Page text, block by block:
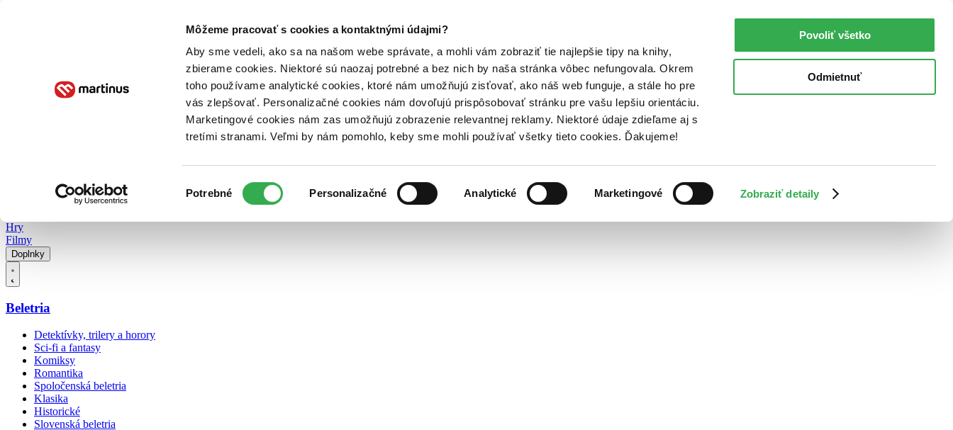
Môžeme pracovať s cookies a kontaktnými údajmi?
Aby sme vedeli, ako sa na našom webe správate, a mohli vám zobraziť tie najlepšie tipy na knihy,
zbierame cookies. Niektoré sú naozaj potrebné a bez nich by naša stránka vôbec nefungovala. Okrem
toho používame analytické cookies, ktoré nám umožňujú zisťovať, ako náš web funguje, a stále ho pre
vás zlepšovať. Personalizačné cookies nám dovoľujú prispôsobovať stránku pre vašu lepšiu orientáciu.
Marketingové cookies nám zas umožňujú zobrazenie relevantnej reklamy. Niektoré údaje zdieľame aj s
tretími stranami. Veľmi by nám pomohlo, keby sme mohli používať všetky tieto cookies. Ďakujeme!
súhlasu
Potrebné Personalizačné Analytické Marketingové Zobraziť detaily
Povoliť všetko
Odmietnuť
Poukážky Kontakt
Hry
Filmy
Doplnky
Beletria
Detektívky, trilery a horory
Sci-fi a fantasy
Komiksy
Romantika
Spoločenská beletria
Klasika
Historické
Slovenská beletria